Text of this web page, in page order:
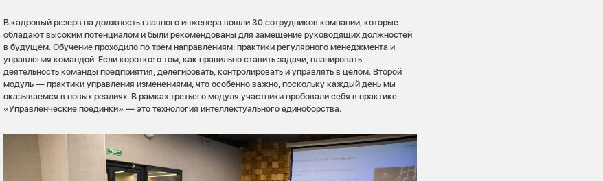
В кадровый резерв на должность главного инженера вошли 30 сотрудников компании, которые
обладают высоким потенциалом и были рекомендованы для замещение руководящих должностей
в будущем. Обучение проходило по трем направлениям: практики регулярного менеджмента и
управления командой. Если коротко: о том, как правильно ставить задачи, планировать
деятельность команды предприятия, делегировать, контролировать и управлять в целом. Второй
модуль — практики управления изменениями, что особенно важно, поскольку каждый день мы
оказываемся в новых реалиях. В рамках третьего модуля участники пробовали себя в практике
«Управленческие поединки» — это технология интеллектуального единоборства.